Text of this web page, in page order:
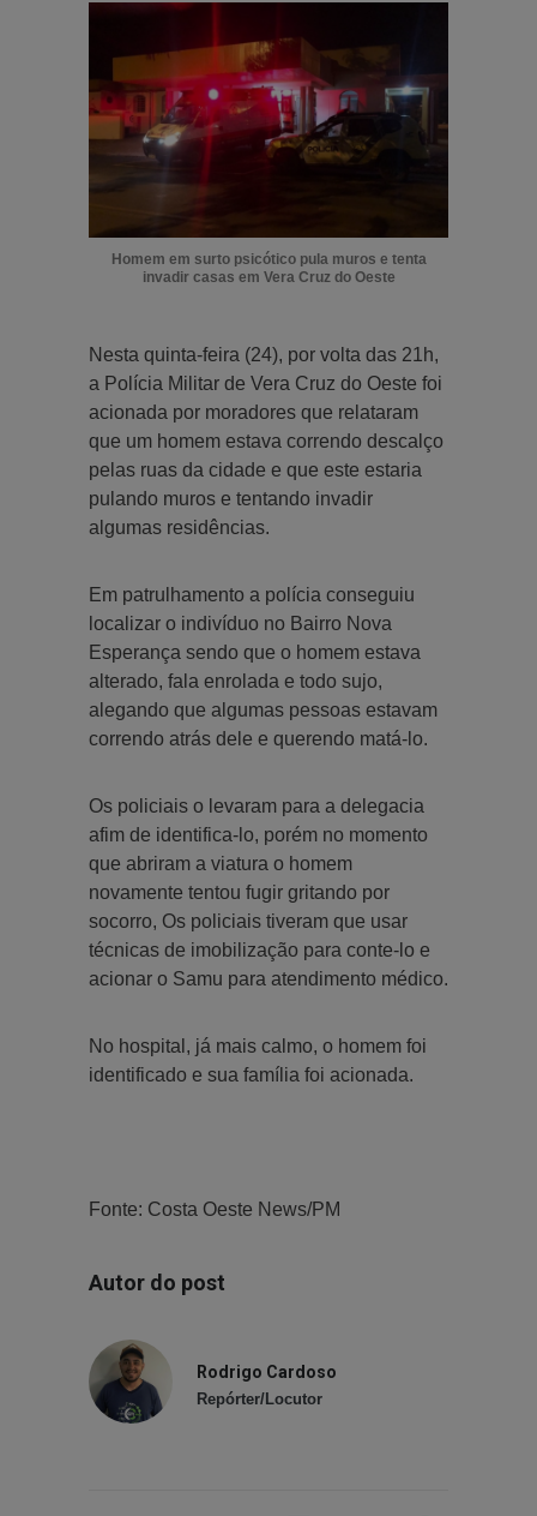
Homem em surto psicótico pula muros e tenta
invadir casas em Vera Cruz do Oeste
Nesta quinta-feira (24), por volta das 21h,
a Polícia Militar de Vera Cruz do Oeste foi
acionada por moradores que relataram
que um homem estava correndo descalço
pelas ruas da cidade e que este estaria
pulando muros e tentando invadir
algumas residências.
Em patrulhamento a polícia conseguiu
localizar o indivíduo no Bairro Nova
Esperança sendo que o homem estava
alterado, fala enrolada e todo sujo,
alegando que algumas pessoas estavam
correndo atrás dele e querendo matá-lo.
Os policiais o levaram para a delegacia
afim de identifica-lo, porém no momento
que abriram a viatura o homem
novamente tentou fugir gritando por
socorro, Os policiais tiveram que usar
técnicas de imobilização para conte-lo e
acionar o Samu para atendimento médico.
No hospital, já mais calmo, o homem foi
identificado e sua família foi acionada.
Fonte: Costa Oeste News/PM
Autor do post
Rodrigo Cardoso
Repórter/Locutor